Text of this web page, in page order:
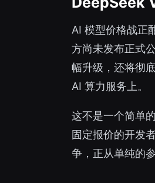
AI 模型价格战正
方尚未发布正式
幅升级，还将彻
AI 算力服务上。
这不是一个简单
固定报价的开发
争，正从单纯的